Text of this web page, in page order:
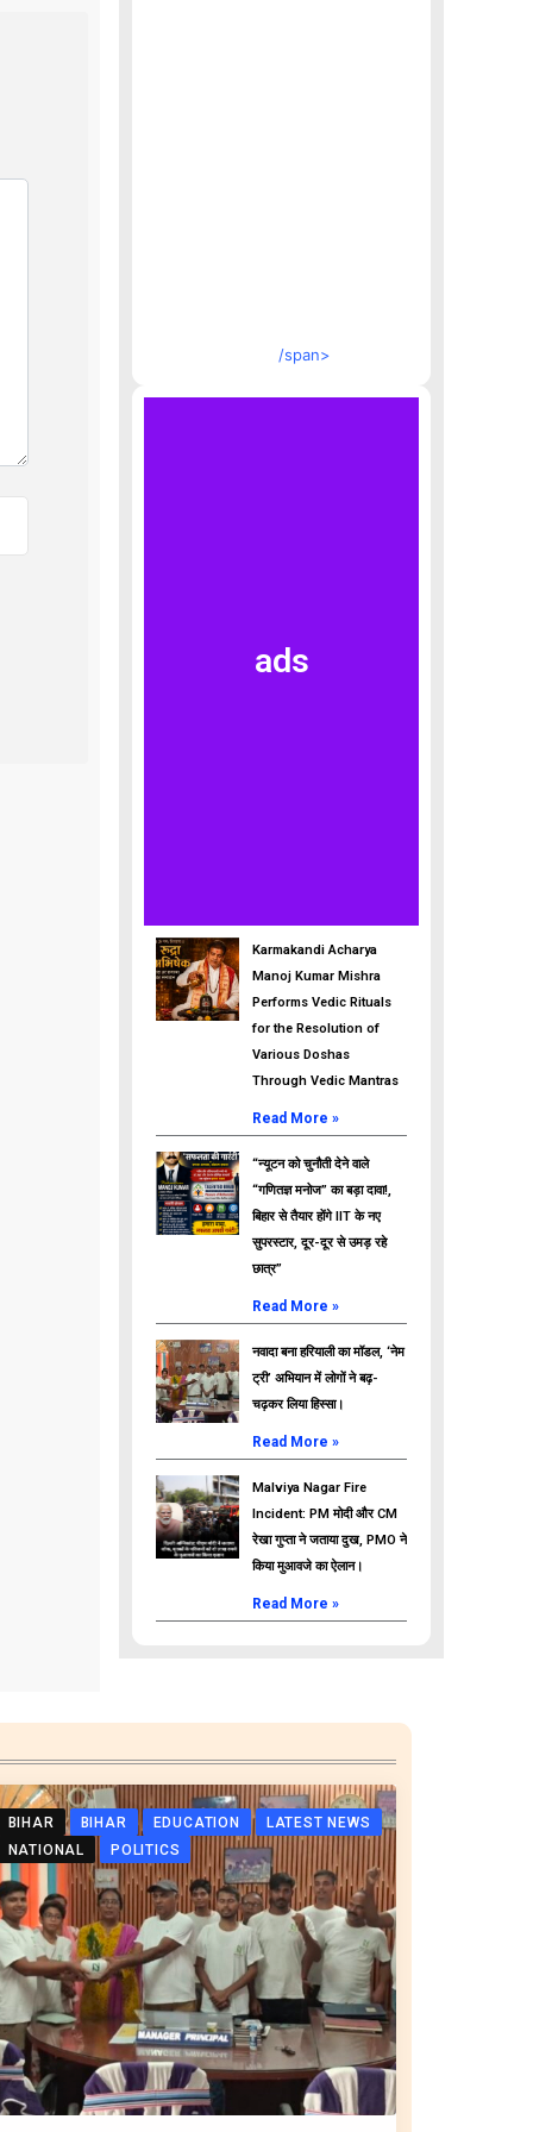
/span>
ads
Karmakandi Acharya
Manoj Kumar Mishra
Performs Vedic Rituals
for the Resolution of
Various Doshas
Through Vedic Mantras
Read More »
“न्यूटन को चुनौती देने वाले
“गणितज्ञ मनोज” का बड़ा दावा!,
बिहार से तैयार होंगे IIT के नए
सुपरस्टार, दूर-दूर से उमड़ रहे
छात्र”
Read More »
नवादा बना हरियाली का मॉडल, ‘नेम
ट्री’ अभियान में लोगों ने बढ़-
चढ़कर लिया हिस्सा।
Read More »
Malviya Nagar Fire
Incident: PM मोदी और CM
रेखा गुप्ता ने जताया दुख, PMO ने
किया मुआवजे का ऐलान।
Read More »
BIHAR BIHAR EDUCATION
LATEST NEWS
NATIONAL
POLITICS